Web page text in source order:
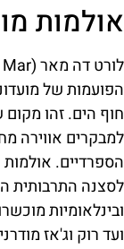
אולמות
הפועמות של
חוף הים. זהו
למבקרים אווירה
הספרדיים.
לסצנה התרבותית
ובינלאומיות
ועד רוק וג'אז